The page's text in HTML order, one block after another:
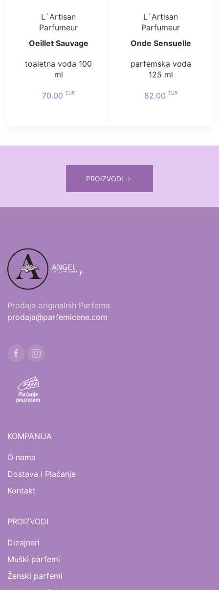
L`Artisan
Parfumeur
Oeillet Sauvage
toaletna voda 100
ml
70.00 EUR
L`Artisan
Parfumeur
Onde Sensuelle
parfemska voda
125 ml
82.00 EUR
PROIZVODI
Prodaja originalnih Parfema
prodaja@parfemicene.com
KOMPANIJA
O nama
Dostava i Plaćanje
Kontakt
PROIZVODI
Dizajneri
Muški parfemi
Ženski parfemi